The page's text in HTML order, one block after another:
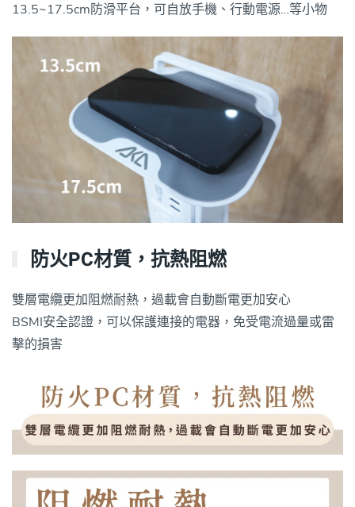
13.5~17.5cm防滑平台，可自放手機、行動電源…等小物
防火PC材質，抗熱阻燃
雙層電纜更加阻燃耐熱，過載會自動斷電更加安心
BSMI安全認證，可以保護連接的電器，免受電流過量或雷
擊的損害